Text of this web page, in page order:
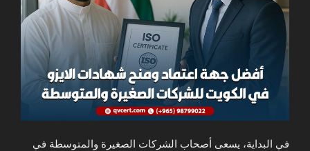
في البداية، يسعى أصحاب الشركات الصغيرة والمتوسطة في